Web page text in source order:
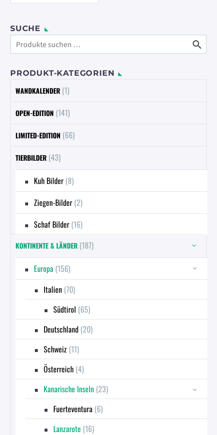
Die
Optionen
auf
der
Produktseite
gewählt
SUCHE

PRODUKT-KATEGORIEN
WANDKALENDER (1)
OPEN-EDITION (141)
LIMITED-EDITION (66)
TIERBILDER (43)
Kuh Bilder (8)
Ziegen-Bilder (2)
Schaf Bilder (16)
KONTINENTE & LÄNDER (187)
Europa (156)
Italien (70)
Südtirol (65)
Deutschland (20)
Schweiz (11)
Österreich (4)
Kanarische Inseln (23)
Fuerteventura (6)
Lanzarote (16)